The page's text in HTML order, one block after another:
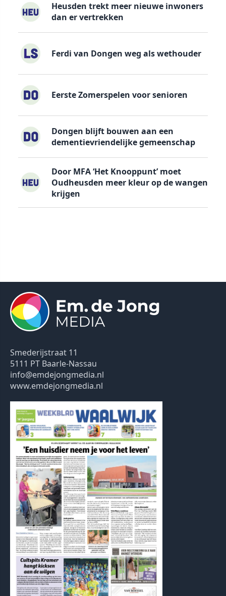
Heusden trekt meer nieuwe inwoners
dan er vertrekken
Ferdi van Dongen weg als wethouder
Eerste Zomerspelen voor senioren
Dongen blijft bouwen aan een
dementievriendelijke gemeenschap
Door MFA ‘Het Knooppunt’ moet
Oudheusden meer kleur op de wangen
krijgen
Smederijstraat 11
5111 PT Baarle-Nassau
info@emdejongmedia.nl
www.emdejongmedia.nl